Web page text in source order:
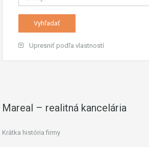
Upresniť podľa vlastností
Mareal – realitná kancelária
Krátka história firmy